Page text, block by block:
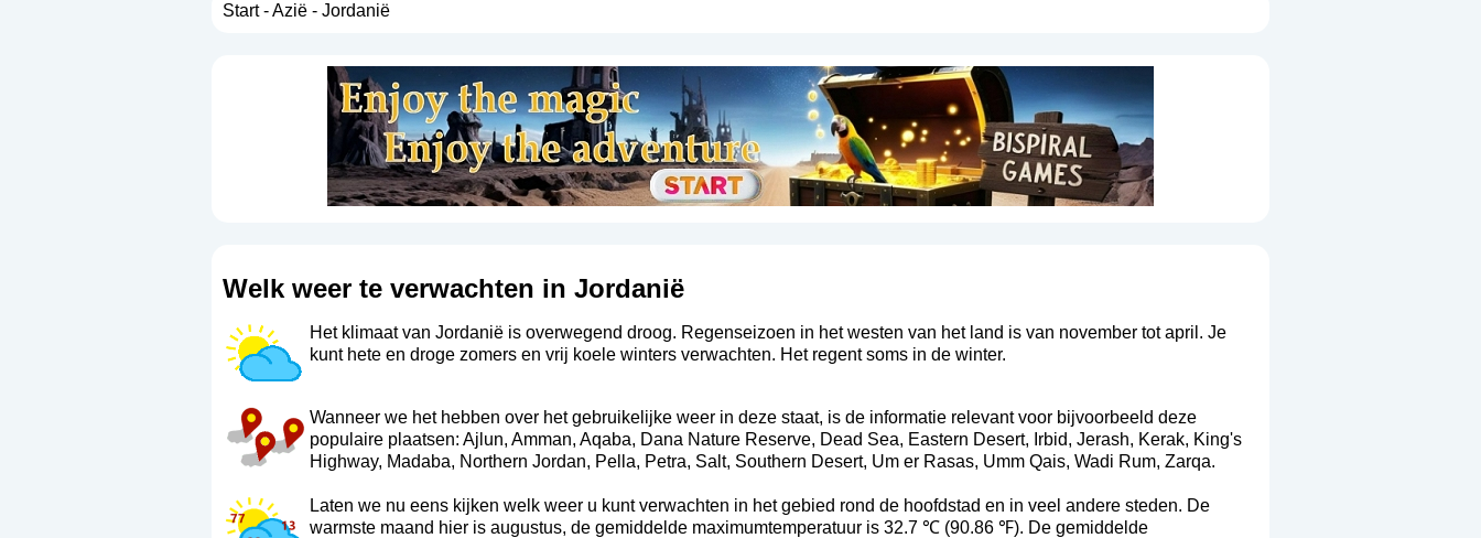
Start-Azië- Jordanië
Welk weer te verwachten in Jordanië
Het klimaat van Jordanië is overwegend droog. Regenseizoen in het westen van het land is van november tot april. Je
kunt hete en droge zomers en vrij koele winters verwachten. Het regent soms in de winter.
Wanneer we het hebben over het gebruikelijke weer in deze staat, is de informatie relevant voor bijvoorbeeld deze
populaire plaatsen: Ajlun, Amman, Aqaba, Dana Nature Reserve, Dead Sea, Eastern Desert, Irbid, Jerash, Kerak, King's
Highway, Madaba, Northern Jordan, Pella, Petra, Salt, Southern Desert, Um er Rasas, Umm Qais, Wadi Rum, Zarqa.
Laten we nu eens kijken welk weer u kunt verwachten in het gebied rond de hoofdstad en in veel andere steden. De
warmste maand hier is augustus, de gemiddelde maximumtemperatuur is 32.7 ℃ (90.86 ℉). De gemiddelde